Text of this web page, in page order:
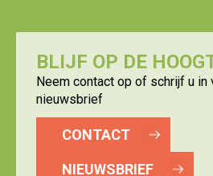
BLIJF OP DE
Neem contact op of schrijf u in
nieuwsbrief
CONTACT
NIEUWSBRIEF